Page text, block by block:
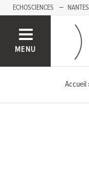
ECHOSCIENCES NANTES
MENU
Accueil